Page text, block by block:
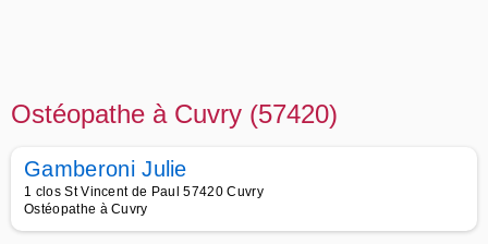
Ostéopathe à Cuvry (57420)
Gamberoni Julie
1 clos St Vincent de Paul 57420 Cuvry
Ostéopathe à Cuvry